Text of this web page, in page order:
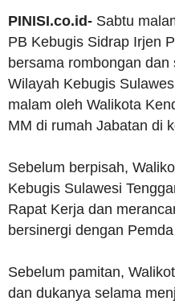
PINISI.co.id- Sabtu
PB Kebugis Sidrap Irjen
bersama rombongan
Wilayah Kebugis
malam oleh Walikota
MM di rumah Jabatan di
Sebelum berpisah,
Kebugis Sulawesi
Rapat Kerja dan
bersinergi dengan
Sebelum pamitan,
dan dukanya selama